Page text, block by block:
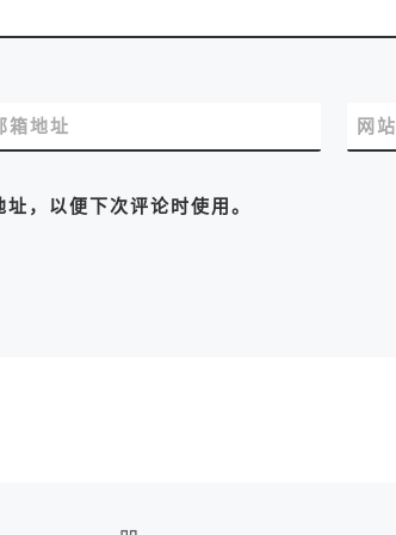
箱地址 网
，以便下次评论时使用。